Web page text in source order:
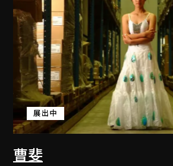
曹斐
展出中